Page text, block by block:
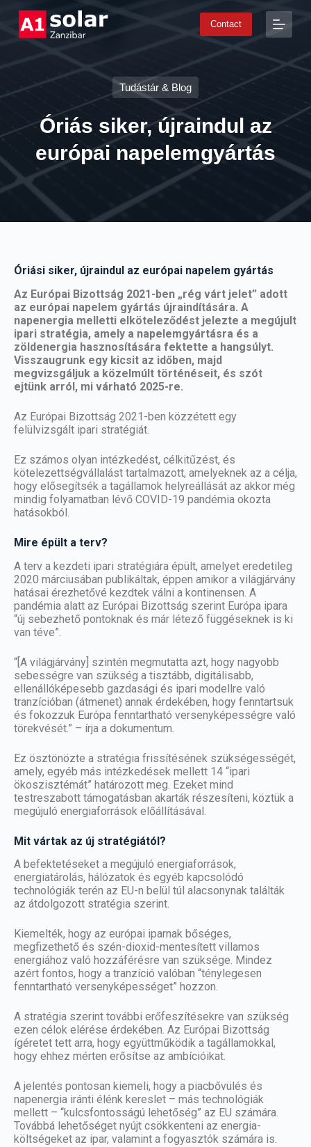
S
Contact
Tudástár & Blog
Óriás siker, újraindul az
európai napelemgyártás
Óriási siker, újraindul az európai napelem gyártás
Az Európai Bizottság 2021-ben „rég várt jelet” adott
az európai napelem gyártás újraindítására. A
napenergia melletti elköteleződést jelezte a megújult
ipari stratégia, amely a napelemgyártásra és a
zöldenergia hasznosítására fektette a hangsúlyt.
Visszaugrunk egy kicsit az időben, majd
megvizsgáljuk a közelmúlt történéseit, és szót
ejtünk arról, mi várható 2025-re.
Az Európai Bizottság 2021-ben közzétett egy
felülvizsgált ipari stratégiát.
Ez számos olyan intézkedést, célkitűzést, és
kötelezettségvállalást tartalmazott, amelyeknek az a célja,
hogy elősegítsék a tagállamok helyreállását az akkor még
mindig folyamatban lévő COVID-19 pandémia okozta
hatásokból.
Mire épült a terv?
A terv a kezdeti ipari stratégiára épült, amelyet eredetileg
2020 márciusában publikáltak, éppen amikor a világjárvány
hatásai érezhetővé kezdtek válni a kontinensen. A
pandémia alatt az Európai Bizottság szerint Európa ipara
“új sebezhető pontoknak és már létező függéseknek is ki
van téve”.
“[A világjárvány] szintén megmutatta azt, hogy nagyobb
sebességre van szükség a tisztább, digitálisabb,
ellenállóképesebb gazdasági és ipari modellre való
tranzícióban (átmenet) annak érdekében, hogy fenntartsuk
és fokozzuk Európa fenntartható versenyképességre való
törekvését.” – írja a dokumentum.
Ez ösztönözte a stratégia frissítésének szükségességét,
amely, egyéb más intézkedések mellett 14 “ipari
ökoszisztémát” határozott meg. Ezeket mind
testreszabott támogatásban akarták részesíteni, köztük a
megújuló energiaforrások előállításával.
Mit vártak az új stratégiától?
A befektetéseket a megújuló energiaforrások,
energiatárolás, hálózatok és egyéb kapcsolódó
technológiák terén az EU-n belül túl alacsonynak találták
az átdolgozott stratégia szerint.
Kiemelték, hogy az európai iparnak bőséges,
megfizethető és szén-dioxid-mentesített villamos
energiához való hozzáférésre van szüksége. Mindez
azért fontos, hogy a tranzíció valóban “ténylegesen
fenntartható versenyképességet” hozzon.
A stratégia szerint további erőfeszítésekre van szükség
ezen célok elérése érdekében. Az Európai Bizottság
ígéretet tett arra, hogy együttműködik a tagállamokkal,
hogy ehhez mérten erősítse az ambícióikat.
A jelentés pontosan kiemeli, hogy a piacbővülés és
napenergia iránti élénk kereslet – más technológiák
mellett – “kulcsfontosságú lehetőség” az EU számára.
Továbbá lehetőséget nyújt csökkenteni az energia-
költségeket az ipar, valamint a fogyasztók számára is.